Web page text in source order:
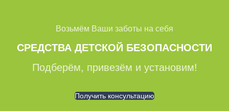
Возьмём Ваши заботы на себя
СРЕДСТВА ДЕТСКОЙ БЕЗОПАСНОСТИ
Подберём, привезём и установим!
Получить консультацию